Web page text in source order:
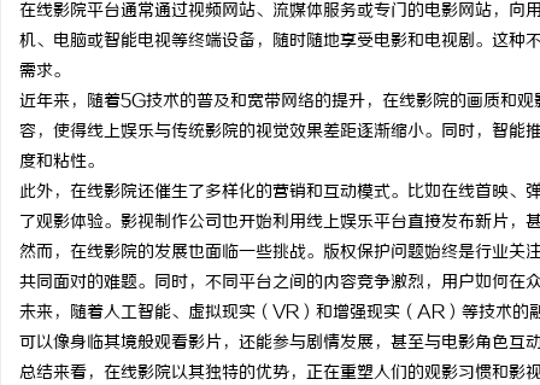
在线影院平台通常通过视频网站、流媒体服务或专门的电影网站，
机、电脑或智能电视等终端设备，随时随地享受电影和电视剧。这
需求。
近年来，随着5G技术的普及和宽带网络的提升，在线影院的画质和
容，使得线上娱乐与传统影院的视觉效果差距逐渐缩小。同时，智
度和粘性。
此外，在线影院还催生了多样化的营销和互动模式。比如在线首映
了观影体验。影视制作公司也开始利用线上娱乐平台直接发布新片，
然而，在线影院的发展也面临一些挑战。版权保护问题始终是行业
共同面对的难题。同时，不同平台之间的内容竞争激烈，用户如何在
未来，随着人工智能、虚拟现实（VR）和增强现实（AR）等技术
可以像身临其境般观看影片，还能参与剧情发展，甚至与电影角色互
总结来看，在线影院以其独特的优势，正在重塑人们的观影习惯和